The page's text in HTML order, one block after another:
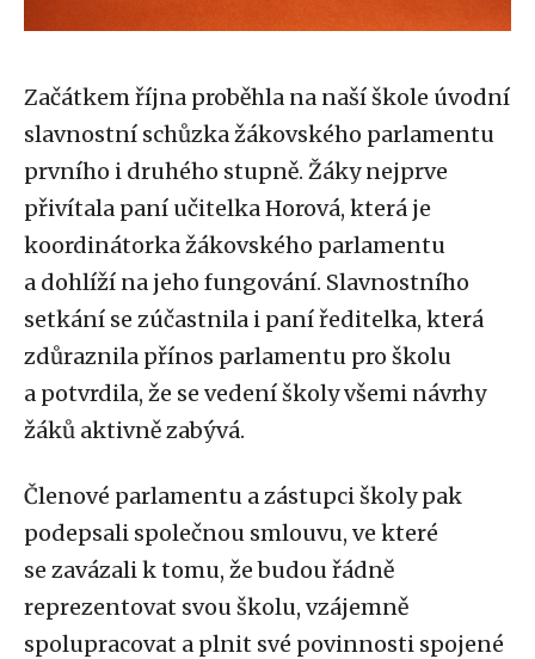
Začátkem října proběhla na naší škole úvodní
slavnostní schůzka žákovského parlamentu
prvního i druhého stupně. Žáky nejprve
přivítala paní učitelka Horová, která je
koordinátorka žákovského parlamentu
a dohlíží na jeho fungování. Slavnostního
setkání se zúčastnila i paní ředitelka, která
zdůraznila přínos parlamentu pro školu
a potvrdila, že se vedení školy všemi návrhy
žáků aktivně zabývá.
Členové parlamentu a zástupci školy pak
podepsali společnou smlouvu, ve které
se zavázali k tomu, že budou řádně
reprezentovat svou školu, vzájemně
spolupracovat a plnit své povinnosti spojené